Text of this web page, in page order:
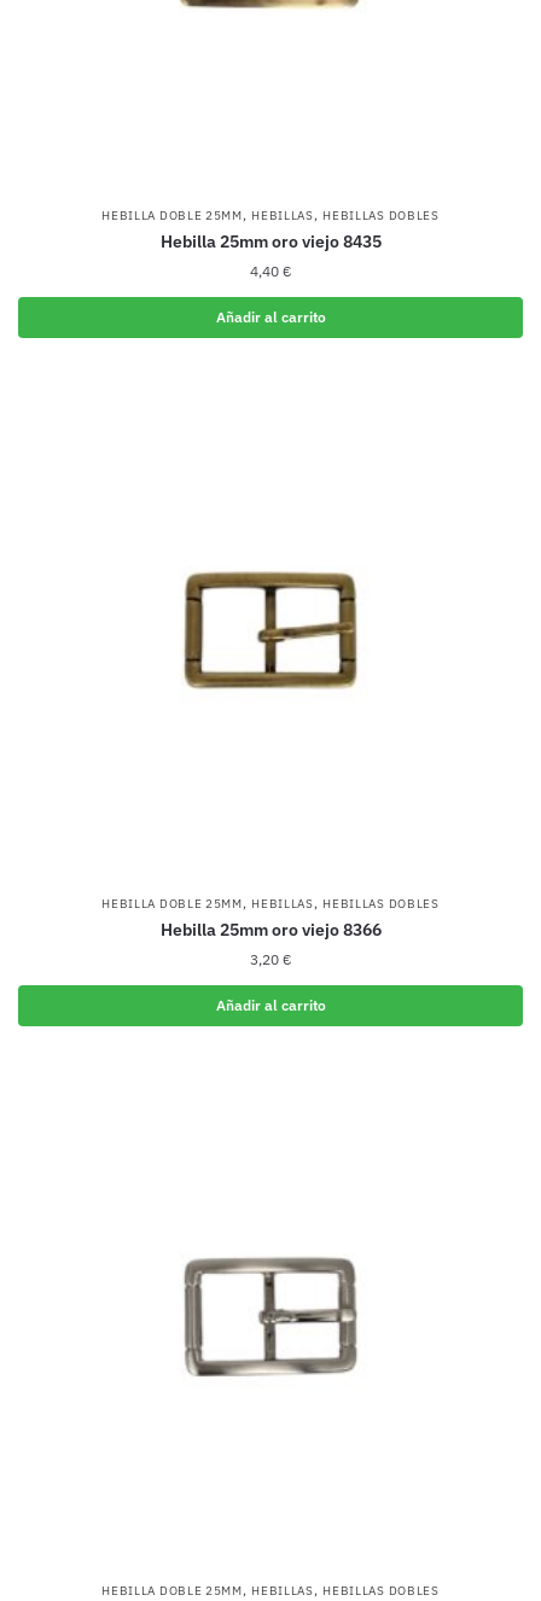
HEBILLA DOBLE 25MM, HEBILLAS, HEBILLAS DOBLES
Hebilla 25mm oro viejo 8435
4,40 €
Añadir al carrito
HEBILLA DOBLE 25MM, HEBILLAS, HEBILLAS DOBLES
Hebilla 25mm oro viejo 8366
3,20 €
Añadir al carrito
HEBILLA DOBLE 25MM, HEBILLAS, HEBILLAS DOBLES